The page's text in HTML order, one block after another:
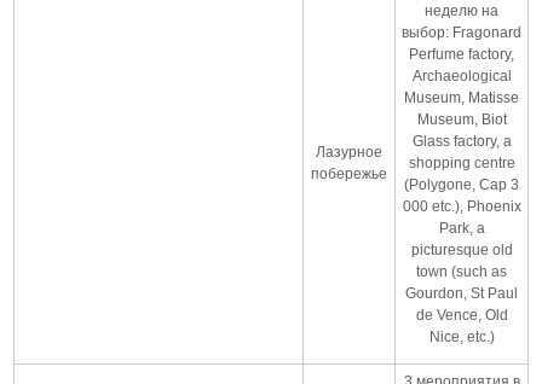
Лазурное
побережье
неделю на
выбор: Fragonard
Perfume factory,
Archaeological
Museum, Matisse
Museum, Biot
Glass factory, a
shopping centre
(Polygone, Cap 3
000 etc.), Phoenix
Park, a
picturesque old
town (such as
Gourdon, St Paul
de Vence, Old
Nice, etc.)